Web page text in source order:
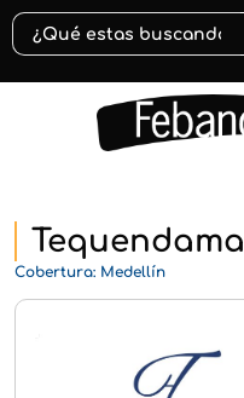
Buscar:
Cobertura: Medellín